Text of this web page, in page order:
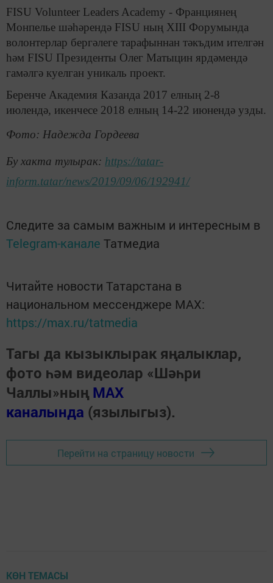
FISU Volunteer Leaders Academy - Франциянең
Монпелье шәһәрендә FISU ның XIII Форумында
волонтерлар бергәлеге тарафыннан тәкъдим ителгән
һәм FISU Президенты Олег Матыцин ярдәмендә
гамәлгә куелган уникаль проект.
Беренче Академия Казанда 2017 елның 2-8
июлендә, икенчесе 2018 елның 14-22 июнендә узды.
Фото: Надежда Гордеева
Бу хакта тулырак: https://tatar-
inform.tatar/news/2019/09/06/192941/
Следите за самым важным и интересным в
Telegram-канале Татмедиа
Читайте новости Татарстана в
национальном мессенджере MАХ:
https://max.ru/tatmedia
Тагы да кызыклырак яңалыклар,
фото һәм видеолар «Шәһри
Чаллы»ның MAX
каналында (язылыгыз).
Перейти на страницу новости
КӨН ТЕМАСЫ